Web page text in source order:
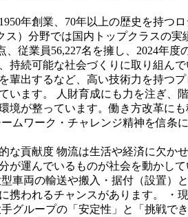
年創業、70年以上の歴史を持
ス）分野では国内トップクラスの
、従業員56,227名を擁し、2024年
持続可能な社会づくりに取り組ん
輩出するなど、高い技術力を持つ
います。 人財育成にも力を注ぎ
境が整っています。働き方改革に
ムワーク・チャレンジ精神を信条
な貢献度 物流は生活や経済に欠
が運んでいるものが社会を動かし
車両の輸送や搬入・据付（設置
携われるチャンスがあります。
グループの「安定性」と「挑戦